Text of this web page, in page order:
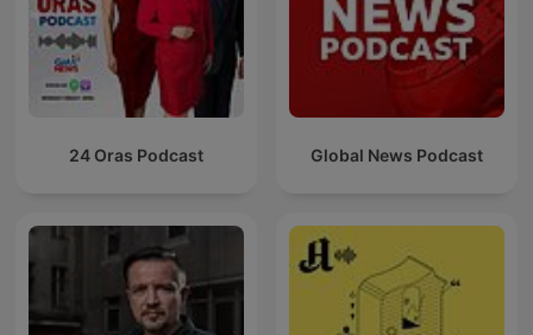
24 Oras Podcast Global News Podcast